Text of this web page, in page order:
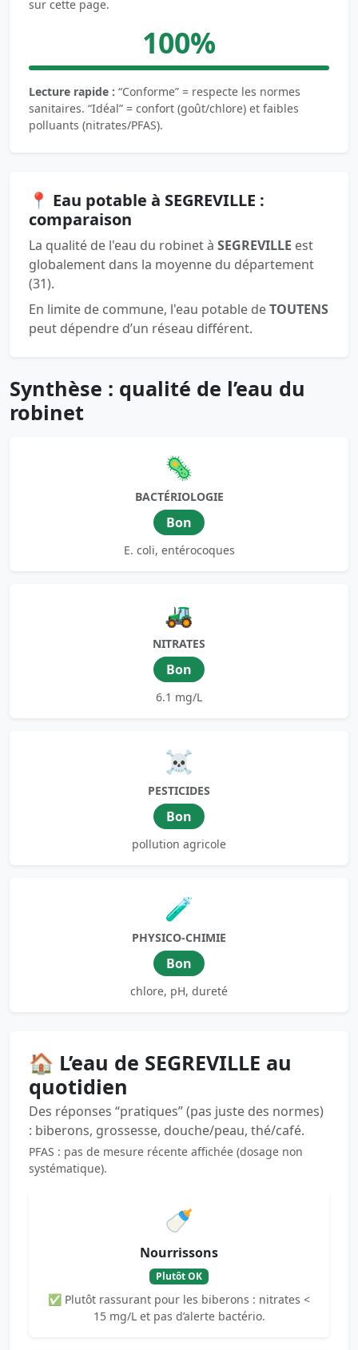
sur cette page.
100%
Lecture rapide : “Conforme” = respecte les normes
sanitaires. “Idéal” = confort (goût/chlore) et faibles
polluants (nitrates/PFAS).
📍 Eau potable à SEGREVILLE :
comparaison
La qualité de l'eau du robinet à SEGREVILLE est
globalement dans la moyenne du département
(31).
En limite de commune, l'eau potable deTOUTENS
peut dépendre d’un réseau différent.
Synthèse : qualité de l’eau du
robinet
🦠
BACTÉRIOLOGIE
Bon
E. coli, entérocoques
🚜
NITRATES
Bon
6.1 mg/L
☠️
PESTICIDES
Bon
pollution agricole
🧪
PHYSICO-CHIMIE
Bon
chlore, pH, dureté
🏠 L’eau de SEGREVILLE au
quotidien
Des réponses “pratiques” (pas juste des normes)
: biberons, grossesse, douche/peau, thé/café.
PFAS : pas de mesure récente affichée (dosage non
systématique).
🍼
Nourrissons
Plutôt OK
✅ Plutôt rassurant pour les biberons : nitrates <
15 mg/L et pas d’alerte bactério.